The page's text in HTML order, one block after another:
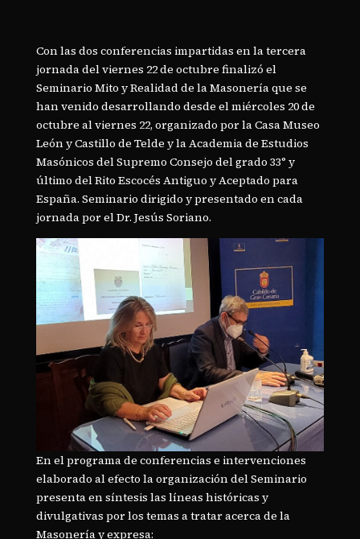
Con las dos conferencias impartidas en la tercera
jornada del viernes 22 de octubre finalizó el
Seminario Mito y Realidad de la Masonería que se
han venido desarrollando desde el miércoles 20 de
octubre al viernes 22, organizado por la Casa Museo
León y Castillo de Telde y la Academia de Estudios
Masónicos del Supremo Consejo del grado 33° y
último del Rito Escocés Antiguo y Aceptado para
España. Seminario dirigido y presentado en cada
jornada por el Dr. Jesús Soriano.
En el programa de conferencias e intervenciones
elaborado al efecto la organización del Seminario
presenta en síntesis las líneas históricas y
divulgativas por los temas a tratar acerca de la
Masonería y expresa: